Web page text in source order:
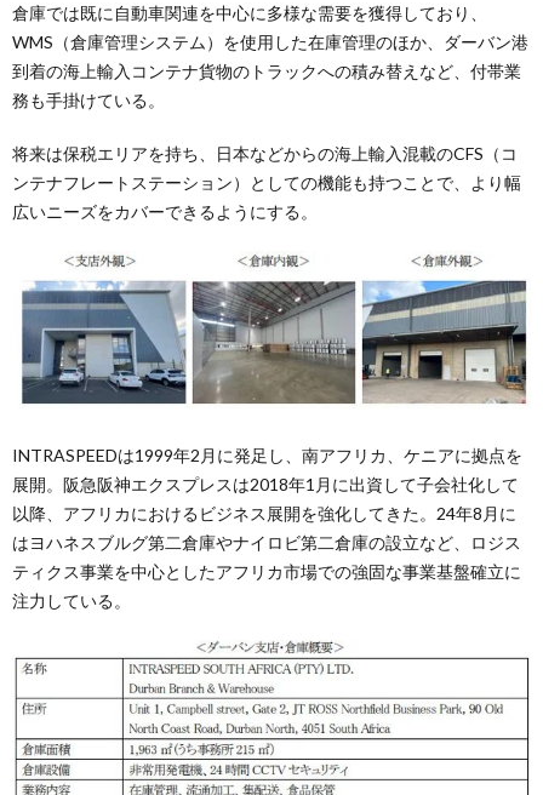
倉庫では既に自動車関連を中心に多様な需要を獲得しており、
WMS（倉庫管理システム）を使用した在庫管理のほか、ダーバン港
到着の海上輸入コンテナ貨物のトラックへの積み替えなど、付帯業
務も手掛けている。
将来は保税エリアを持ち、日本などからの海上輸入混載のCFS（コ
ンテナフレートステーション）としての機能も持つことで、より幅
広いニーズをカバーできるようにする。
INTRASPEEDは1999年2月に発足し、南アフリカ、ケニアに拠点を
展開。阪急阪神エクスプレスは2018年1月に出資して子会社化して
以降、アフリカにおけるビジネス展開を強化してきた。24年8月に
はヨハネスブルグ第二倉庫やナイロビ第二倉庫の設立など、ロジス
ティクス事業を中心としたアフリカ市場での強固な事業基盤確立に
注力している。